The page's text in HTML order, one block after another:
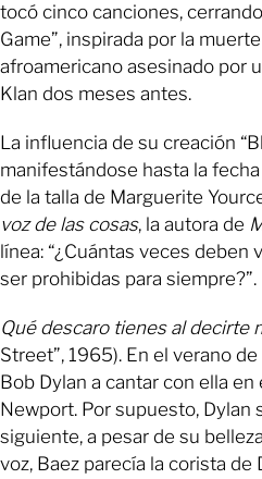
tocó cinco canciones,
Game”, inspirada por la
afroamericano asesinado por
Klan dos meses antes.
La influencia de su creación
manifestándose hasta la
de la talla de Marguerite
voz de las cosas, la autora de
línea: “¿Cuántas veces deben
ser prohibidas para siempre?”.
Qué descaro tienes al decirte
Street”, 1965). En el verano
Bob Dylan a cantar con ella en
Newport. Por supuesto, Dylan
siguiente, a pesar de su
voz, Baez parecía la corista de